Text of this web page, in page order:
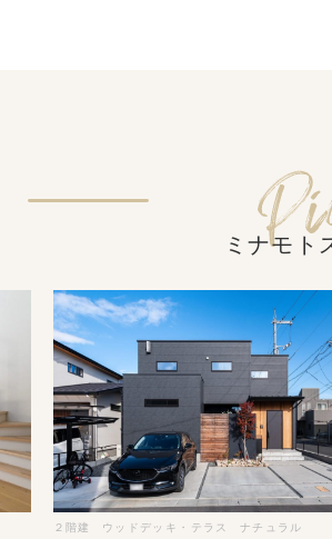
ミナモト
２階建 ウッドデッキ・テラス
ナチュラル